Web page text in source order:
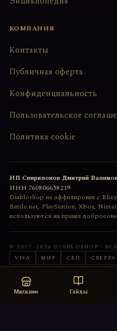
КОМПАНИЯ
Контакты
Публичная оферта
Конфиденциальность
Пользовательское
Политика cookie
ИП Спиридонов Дмитрий
ИНН 760806658219
Diabloshop не аффилирован с
Battle.net, PlayStation, Xbox,
используются на правах
© 2017–2026 DIABLOSHOP ·
VISA
МИР СБП
Сайт сделан
Магазин Гайды